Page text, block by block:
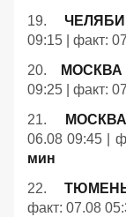
19.
09:15 | факт:
20.
МОСКВА
09:25 | факт:
21.
06.08 09:45 |
мин
22.
факт: 07.08